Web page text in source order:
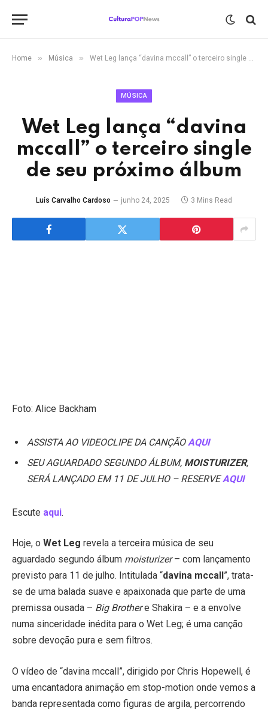
Home » Música » Wet Leg lança “davina mccall” o terceiro single de seu próximo álbum
MÚSICA
Wet Leg lança “davina
mccall” o terceiro single
de seu próximo álbum
Luís Carvalho Cardoso junho 24, 2025 3 Mins Read
Foto: Alice Backham
ASSISTA AO VIDEOCLIPE DA CANÇÃOAQUI
SEU AGUARDADO SEGUNDO ÁLBUM, MOISTURIZER,
SERÁ LANÇADO EM 11 DE JULHO – RESERVEAQUI
Escute aqui.
Hoje, o Wet Leg revela a terceira música de seu
aguardado segundo álbum moisturizer– com lançamento
previsto para 11 de julho. Intitulada “davina mccall”, trata-
se de uma balada suave e apaixonada que parte de uma
premissa ousada – Big Brothere Shakira – e a envolve
numa sinceridade inédita para o Wet Leg; é uma canção
sobre devoção pura e sem filtros.
O vídeo de “davina mccall”, dirigido por Chris Hopewell, é
uma encantadora animação em stop-motion onde vemos a
banda representada como figuras de argila, percorrendo